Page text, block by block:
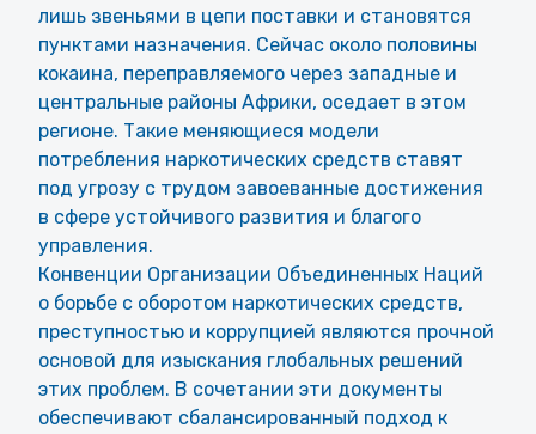
лишь звеньями в цепи поставки и становятся
пунктами назначения. Сейчас около половины
кокаина, переправляемого через западные и
центральные районы Африки, оседает в этом
регионе. Такие меняющиеся модели
потребления наркотических средств ставят
под угрозу с трудом завоеванные достижения
в сфере устойчивого развития и благого
управления.
Конвенции Организации Объединенных Наций
о борьбе с оборотом наркотических средств,
преступностью и коррупцией являются прочной
основой для изыскания глобальных решений
этих проблем. В сочетании эти документы
обеспечивают сбалансированный подход к